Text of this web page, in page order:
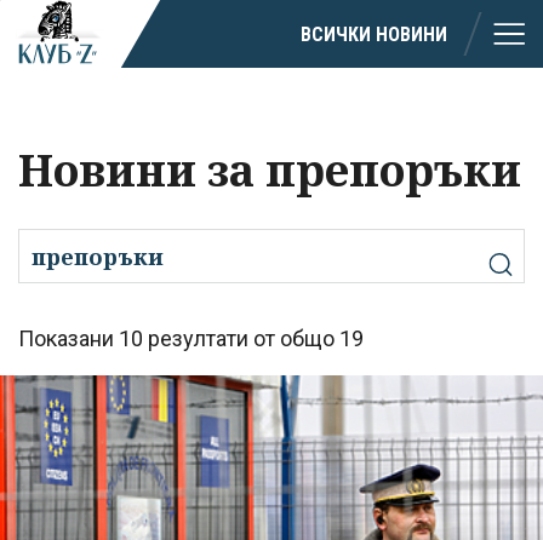
ВСИЧКИ НОВИНИ
Новини за препоръки
Показани 10 резултати от общо 19